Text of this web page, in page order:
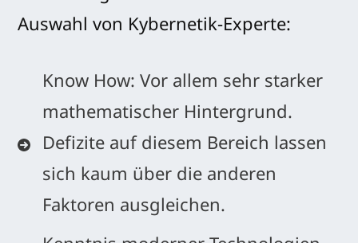
Auswahl von Kybernetik-Experte:
Know How: Vor allem sehr starker
mathematischer Hintergrund.
Defizite auf diesem Bereich lassen
sich kaum über die anderen
Faktoren ausgleichen.